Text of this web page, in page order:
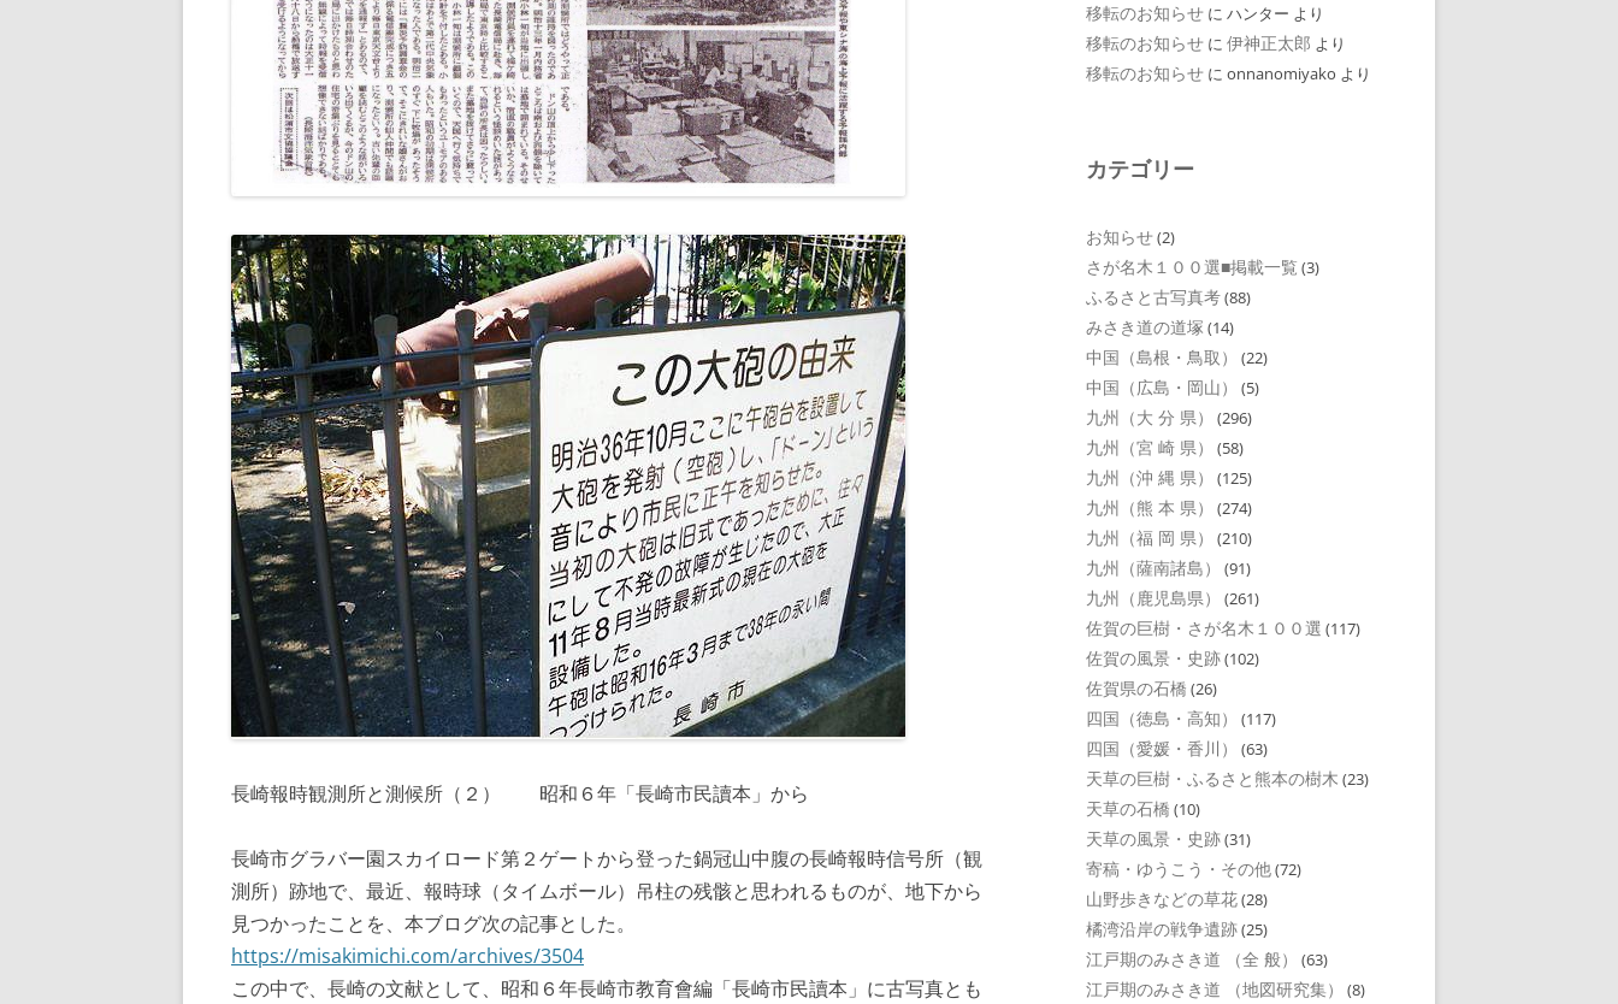
長崎報時観測所と測候所（２） 昭和６年「長崎市民讀本」から
長崎市グラバー園スカイロード第２ゲートから登った鍋冠山中腹の長崎報時信号所（観
測所）跡地で、最近、報時球（タイムボール）吊柱の残骸と思われるものが、地下から
見つかったことを、本ブログ次の記事とした。
https://misakimichi.com/archives/3504
この中で、長崎の文献として、昭和６年長崎市教育會編「長崎市民讀本」に古写真とも
移転のお知らせ に ハンター より
移転のお知らせ に 伊神正太郎 より
移転のお知らせ に onnanomiyako より
カテゴリー
お知らせ(2)
さが名木１００選■掲載一覧 (3)
ふるさと古写真考(88)
みさき道の道塚 (14)
中国（島根・鳥取） (22)
中国（広島・岡山） (5)
九州（大 分 県） (296)
九州（宮 崎 県） (58)
九州（沖 縄 県） (125)
九州（熊 本 県） (274)
九州（福 岡 県） (210)
九州（薩南諸島） (91)
九州（鹿児島県） (261)
佐賀の巨樹・さが名木１００選 (117)
佐賀の風景・史跡(102)
佐賀県の石橋 (26)
四国（徳島・高知） (117)
四国（愛媛・香川） (63)
天草の巨樹・ふるさと熊本の樹木 (23)
天草の石橋 (10)
天草の風景・史跡(31)
寄稿・ゆうこう・その他(72)
山野歩きなどの草花(28)
橘湾沿岸の戦争遺跡(25)
江戸期のみさき道 （全 般） (63)
江戸期のみさき道 （地図研究集） (8)